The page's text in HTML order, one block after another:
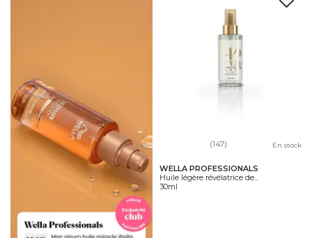
(147) En stock
WELLA PROFESSIONALS
Huile légère révélatrice de...
30ml